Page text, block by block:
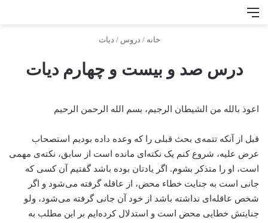
منو
خانه / دروس / دیات
درس صد و بیست و چهارم دیات
اعوذ بالله من الشیطان الرجیم، بسم الله الرحمن الرحیم
قبل از آنکه تتمه‌ی بحث قبلی را که وعده داده بودیم استصحاب
عرض علیه، شروع کنم یک نکته‌ای مانده است از سابق، نکته‌ی مهمی
است، او را متذکر بشوم. اگر یادتان بوده باشد گفتیم آن کسی که
جانی است به جنایت خطاء محض، از عاقله گرفته می‌شود و اگر
شخص عاقله‌ای نداشته باشد از خود آن جانی گرفته می‌شود، ولو
جنایتش خطایی محض است و استدلال کرده‌ایم بر این مطلب به